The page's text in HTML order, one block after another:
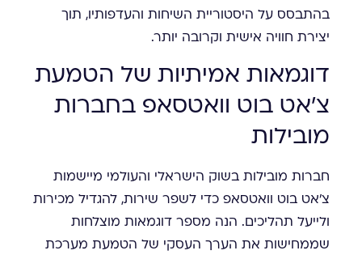
בהתבסס על היסטוריית השיחות והעדפותיו, תוך
יצירת חוויה אישית וקרובה יותר.
דוגמאות אמיתיות של הטמעת
צ'אט בוט וואטסאפ בחברות
מובילות
חברות מובילות בשוק הישראלי והעולמי מיישמות
צ'אט בוט וואטסאפ כדי לשפר שירות, להגדיל מכירות
ולייעל תהליכים. הנה מספר דוגמאות מוצלחות
שממחישות את הערך העסקי של הטמעת מערכת